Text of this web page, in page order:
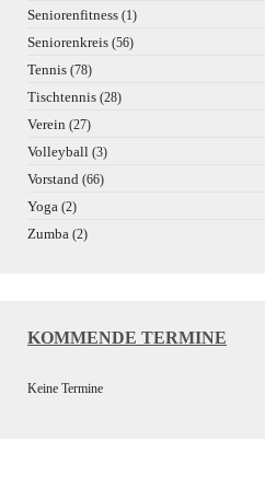
Seniorenfitness (1)
Seniorenkreis (56)
Tennis (78)
Tischtennis (28)
Verein (27)
Volleyball (3)
Vorstand (66)
Yoga (2)
Zumba (2)
KOMMENDE TERMINE
Keine Termine